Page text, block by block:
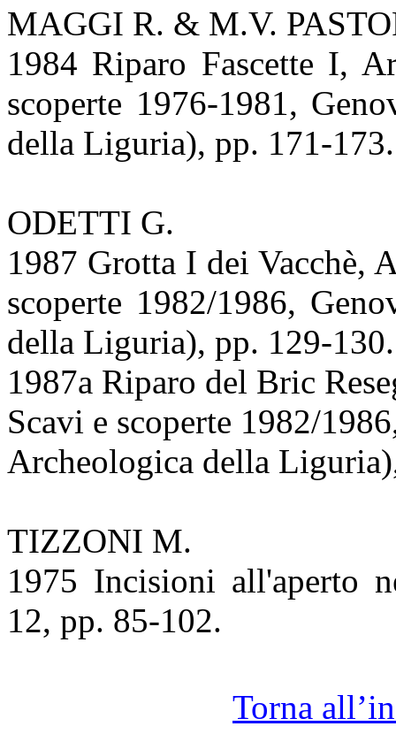
MAGGI R. & M.V.
1984 Riparo Fascette I,
scoperte 1976-1981,
della Liguria), pp. 171-173.
ODETTI G.
1987 Grotta I dei Vacchè,
scoperte 1982/1986,
della Liguria), pp. 129-130.
1987a Riparo del Bric
Scavi e scoperte 1982/
Archeologica della
TIZZONI M.
1975 Incisioni all'aperto
12, pp. 85-102.
Torna